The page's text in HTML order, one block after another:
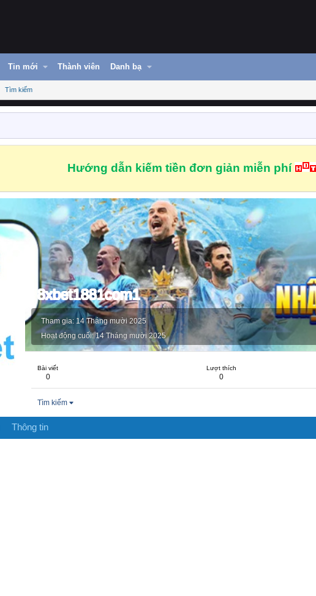
Tin mới Thành viên Danh bạ
Tìm kiếm
Hướng dẫn kiếm tiền đơn giản miễn phí
8xbet1881com1
Tham gia 14 Tháng mười 2025
Hoạt động cuối 14 Tháng mười 2025
Bài viết
0
Lượt thích
0
Tìm kiếm
Thông tin